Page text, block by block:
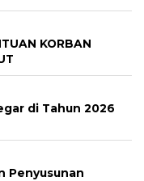
KORBAN
di Tahun 2026
Penyusunan